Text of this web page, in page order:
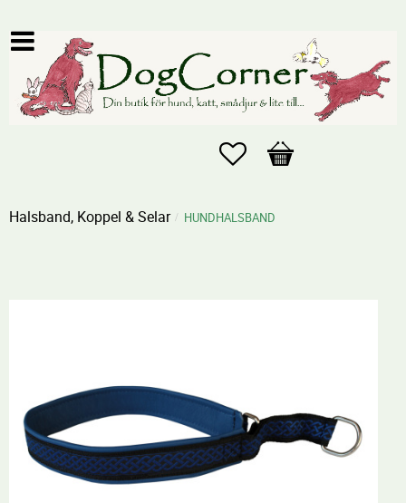
Favoriter
Kundvagn
Halsband, Koppel & Selar HUNDHALSBAND